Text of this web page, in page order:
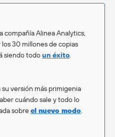
compañía Alinea Analytics,
30 millones de copias
siendo todoun éxito.
versión más primigenia
cuándo sale y todo lo
sobreel nuevo modo.